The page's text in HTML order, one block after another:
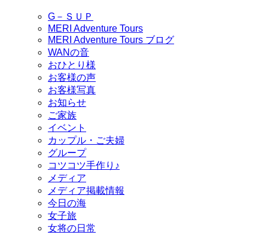
G－ＳＵＰ
MERI Adventure Tours
MERI Adventure Tours ブログ
WANの音
おひとり様
お客様の声
お客様写真
お知らせ
ご家族
イベント
カップル・ご夫婦
グループ
コツコツ手作り♪
メディア
メディア掲載情報
今日の海
女子旅
女将の日常